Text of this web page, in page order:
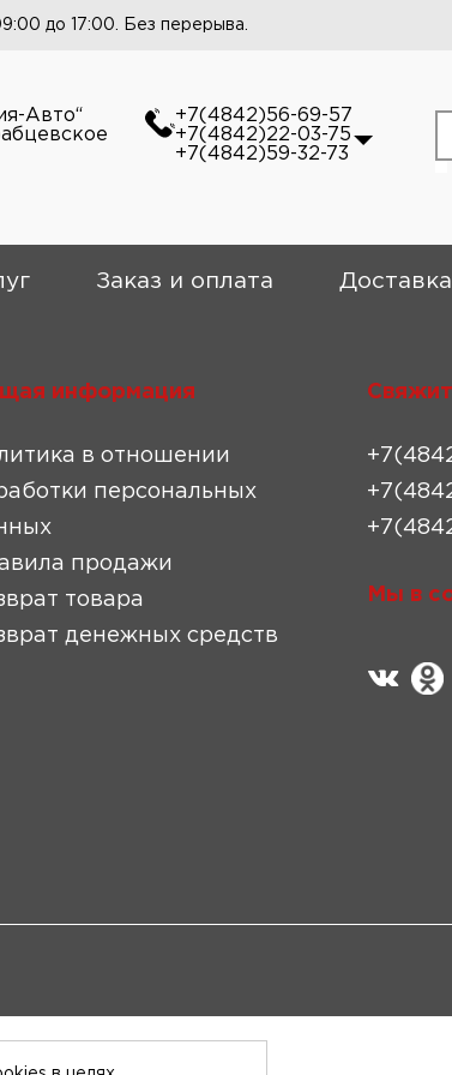
до 17:00. Без перерыва.
Авто“
+7(4842)56-69-57
+7(4842)22-03-75
+7(4842)59-32-73
Заказ и оплата Доставка
информация
в отношении
персональных
продажи
товара
денежных средств
Мы в